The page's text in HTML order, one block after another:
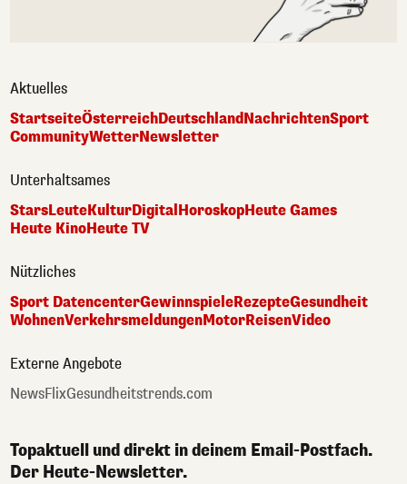
Aktuelles
StartseiteÖsterreichDeutschlandNachrichtenSport
CommunityWetterNewsletter
Unterhaltsames
StarsLeuteKulturDigital HoroskopHeute Games
Heute KinoHeute TV
Nützliches
Sport DatencenterGewinnspieleRezepteGesundheit
WohnenVerkehrsmeldungenMotorReisenVideo
Externe Angebote
NewsFlixGesundheitstrends.com
Topaktuell und direkt in deinem Email-Postfach.
Der Heute-Newsletter.